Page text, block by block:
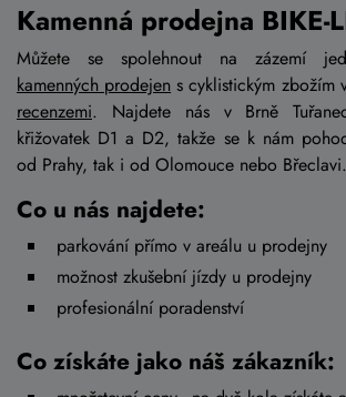
Kamenná prodejna BIKE-
Můžete se spolehnout na zázemí
kamenných prodejen s cyklistickým zbožím
recenzemi. Najdete nás v Brně
křižovatek D1 a D2, takže se k nám
od Prahy, tak i od Olomouce nebo Břeclavi.
Co u nás najdete:
parkování přímo v areálu u prodejny
možnost zkušební jízdy u prodejny
profesionální poradenství
Co získáte jako náš zákazník: